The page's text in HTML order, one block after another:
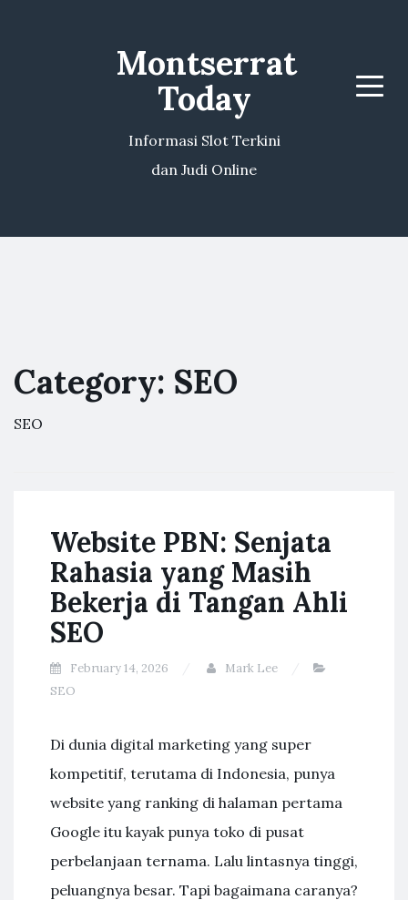
Montserrat
Today
Informasi Slot Terkini
dan Judi Online
Menu
Category: SEO
SEO
Website PBN: Senjata
Rahasia yang Masih
Bekerja di Tangan Ahli
SEO
February 14, 2026
Mark Lee
SEO
Di dunia digital marketing yang super
kompetitif, terutama di Indonesia, punya
website yang ranking di halaman pertama
Google itu kayak punya toko di pusat
perbelanjaan ternama. Lalu lintasnya tinggi,
peluangnya besar. Tapi bagaimana caranya?